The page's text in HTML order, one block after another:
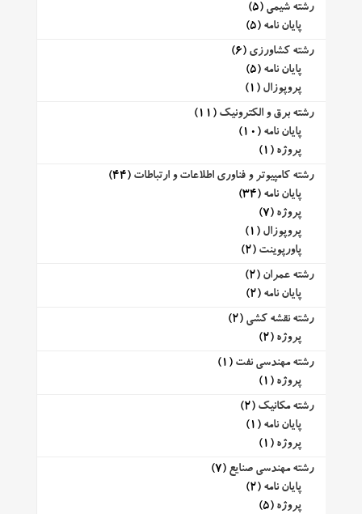
رشته شیمی (5)
پایان نامه (5)
رشته کشاورزی (6)
پایان نامه (5)
پروپوزال (1)
رشته برق و الکترونیک (11)
پایان نامه (10)
پروژه (1)
رشته کامپیوتر و فناوری اطلاعات و ارتباطات (44)
پایان نامه (34)
پروژه (7)
پروپوزال (1)
پاورپوینت (2)
رشته عمران (2)
پایان نامه (2)
رشته نقشه کشی (2)
پروژه (2)
رشته مهندسی نفت (1)
پروژه (1)
رشته مکانیک (2)
پایان نامه (1)
پروژه (1)
رشته مهندسی صنایع (7)
پایان نامه (2)
پروژه (5)